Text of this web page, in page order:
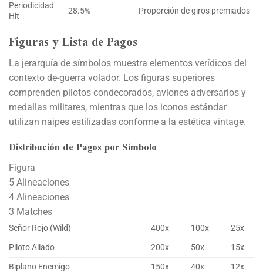
Periodicidad
Hit
28.5% Proporción de giros premiados
Figuras y Lista de Pagos
La jerarquía de símbolos muestra elementos verídicos del
contexto de-guerra volador. Los figuras superiores
comprenden pilotos condecorados, aviones adversarios y
medallas militares, mientras que los iconos estándar
utilizan naipes estilizadas conforme a la estética vintage.
Distribución de Pagos por Símbolo
Figura
5 Alineaciones
4 Alineaciones
3 Matches
Señor Rojo (Wild) 400x 100x
25x
Piloto Aliado
200x 50x
15x
Biplano Enemigo
150x 40x
12x